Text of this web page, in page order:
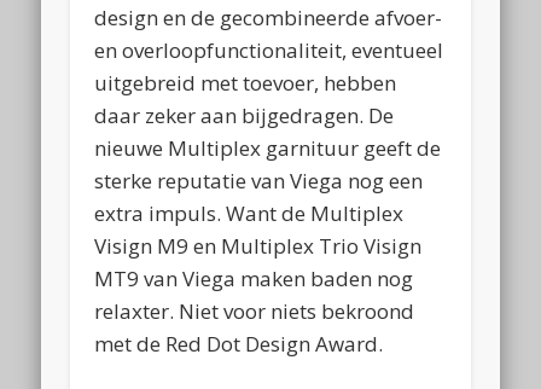
design en de gecombineerde afvoer-
en overloopfunctionaliteit, eventueel
uitgebreid met toevoer, hebben
daar zeker aan bijgedragen. De
nieuwe Multiplex garnituur geeft de
sterke reputatie van Viega nog een
extra impuls. Want de Multiplex
Visign M9 en Multiplex Trio Visign
MT9 van Viega maken baden nog
relaxter. Niet voor niets bekroond
met de Red Dot Design Award.